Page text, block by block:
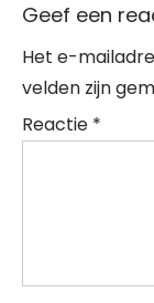
Geef een
Het e-
velden zijn
Reactie *